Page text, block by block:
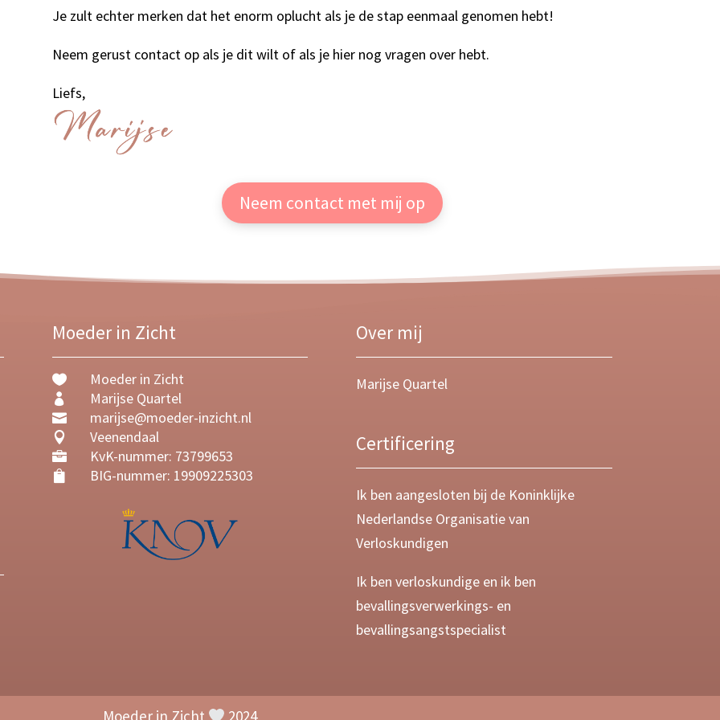
Je zult echter merken dat het enorm oplucht als je de stap eenmaal genomen hebt!
Neem gerust contact op als je dit wilt of als je hier nog vragen over hebt.
Liefs,
Neem contact met mij op
Moeder in Zicht
 Moeder in Zicht
 Marijse Quartel
 marijse@moeder-inzicht.nl
 Veenendaal
 KvK-nummer: 73799653
 BIG-nummer: 19909225303
Over mij
Marijse Quartel
Certificering
Ik ben aangesloten bij de Koninklijke
Nederlandse Organisatie van
Verloskundigen
Ik ben verloskundige en ik ben
bevallingsverwerkings- en
bevallingsangstspecialist